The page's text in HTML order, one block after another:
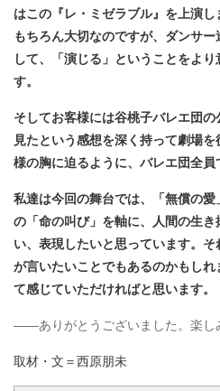
はこの『レ・ミゼラブル』を上演
もちろん大切なのですが、ダンサ
して、「演じる」ということをよ
す。
そしてお客様には谷桃子バレエ団
見たという感想を深く持って劇場
様の胸に迫るように、バレエ団全員
私達は今回の舞台では、「無償の
の「命の叫び」を軸に、人間の生
い、表現したいと思っています。
が言いたいことでもあるのかもし
て感じていただければと思います。
――ありがとうございました。楽し
取材・文＝西原朋未